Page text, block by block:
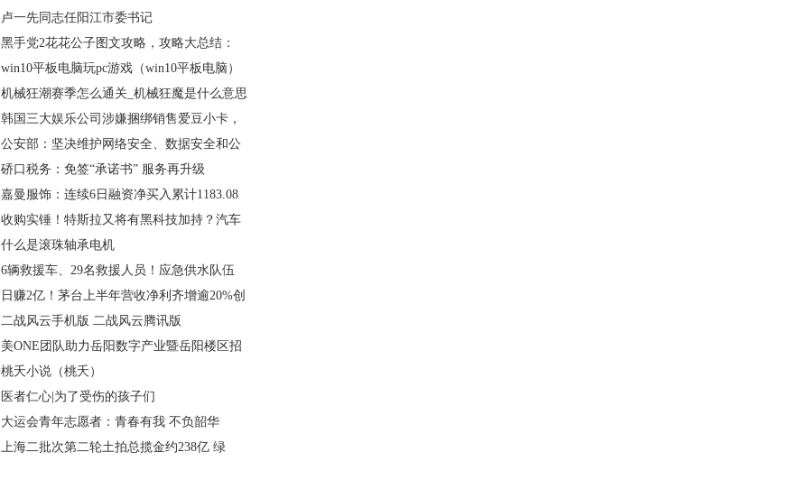
卢一先同志任阳江市委书记
黑手党2花花公子图文攻略，攻略大总结：
win10平板电脑玩pc游戏（win10平板电脑）
机械狂潮赛季怎么通关_机械狂魔是什么意思
韩国三大娱乐公司涉嫌捆绑销售爱豆小卡，
公安部：坚决维护网络安全、数据安全和公
硚口税务：免签“承诺书” 服务再升级
嘉曼服饰：连续6日融资净买入累计1183.08
收购实锤！特斯拉又将有黑科技加持？汽车
什么是滚珠轴承电机
6辆救援车、29名救援人员！应急供水队伍
日赚2亿！茅台上半年营收净利齐增逾20%创
二战风云手机版 二战风云腾讯版
美ONE团队助力岳阳数字产业暨岳阳楼区招
桃夭小说（桃夭）
医者仁心|为了受伤的孩子们
大运会青年志愿者：青春有我 不负韶华
上海二批次第二轮土拍总揽金约238亿 绿